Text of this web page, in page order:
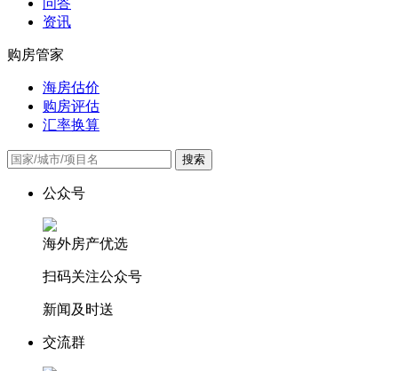
问答
资讯
购房管家
海房估价
购房评估
汇率换算
搜索
公众号
海外房产优选
扫码关注公众号
新闻及时送
交流群